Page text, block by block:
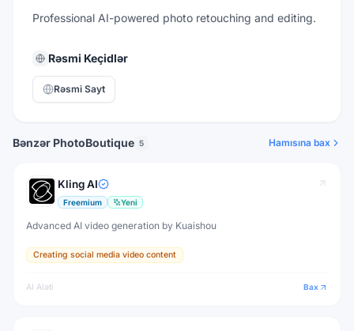
Professional AI-powered photo retouching and editing.
Rəsmi Keçidlər
Rəsmi Sayt
Bənzər PhotoBoutique 5 Hamısına bax
Kling AI
Freemium Yeni
Advanced AI video generation by Kuaishou
Creating social media video content
AI Aləti Bax